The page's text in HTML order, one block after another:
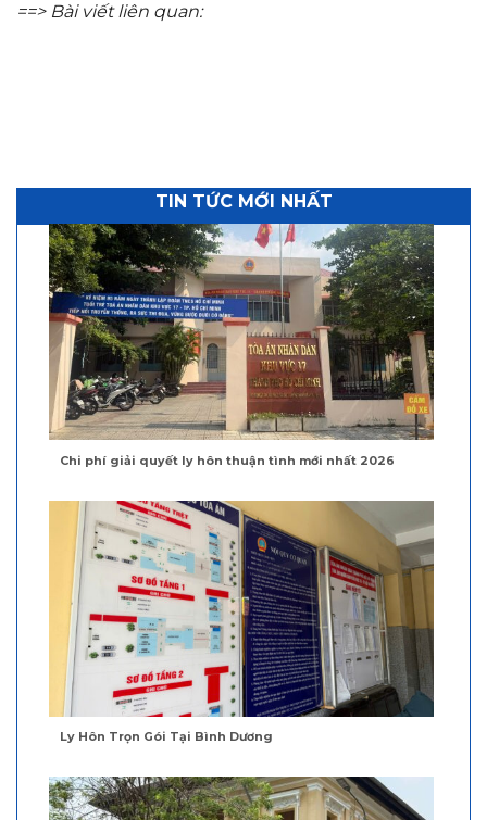
==> Bài viết liên quan:
TIN TỨC MỚI NHẤT
Chi phí giải quyết ly hôn thuận tình mới nhất 2026
Ly Hôn Trọn Gói Tại Bình Dương